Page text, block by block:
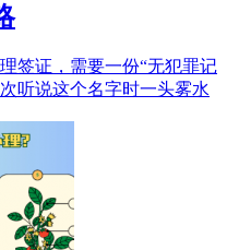
签证，需要一份“无犯罪记
听说这个名字时一头雾水